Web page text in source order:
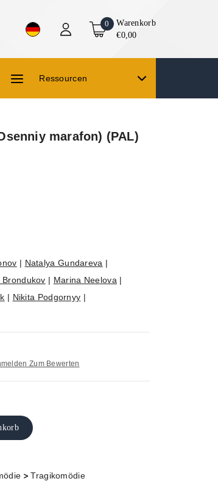
0
Warenkorb
€0,00
Ressourcen
marafon) (PAL)
| Natalya Gundareva |
Brondukov | Marina Neelova |
| Nikita Podgornyy |
Zum Bewerten
>Tragikomödie